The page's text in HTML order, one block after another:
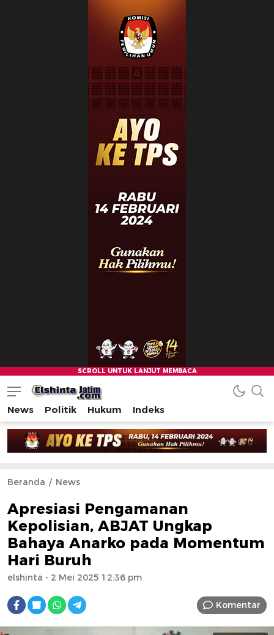
News Politik Hukum Indeks
Beranda News
Apresiasi Pengamanan
Kepolisian, ABJAT Ungkap
Bahaya Anarko pada Momentum
Hari Buruh
elshinta - 2 Mei 2025 12:36 pm
Komentar